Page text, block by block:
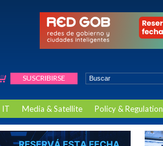
SUSCRIBIRSE
IT Media & Satellite Policy & Regulation